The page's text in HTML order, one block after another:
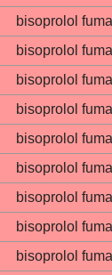
bisoprolol
bisoprolol
bisoprolol
bisoprolol
bisoprolol
bisoprolol
bisoprolol
bisoprolol
bisoprolol